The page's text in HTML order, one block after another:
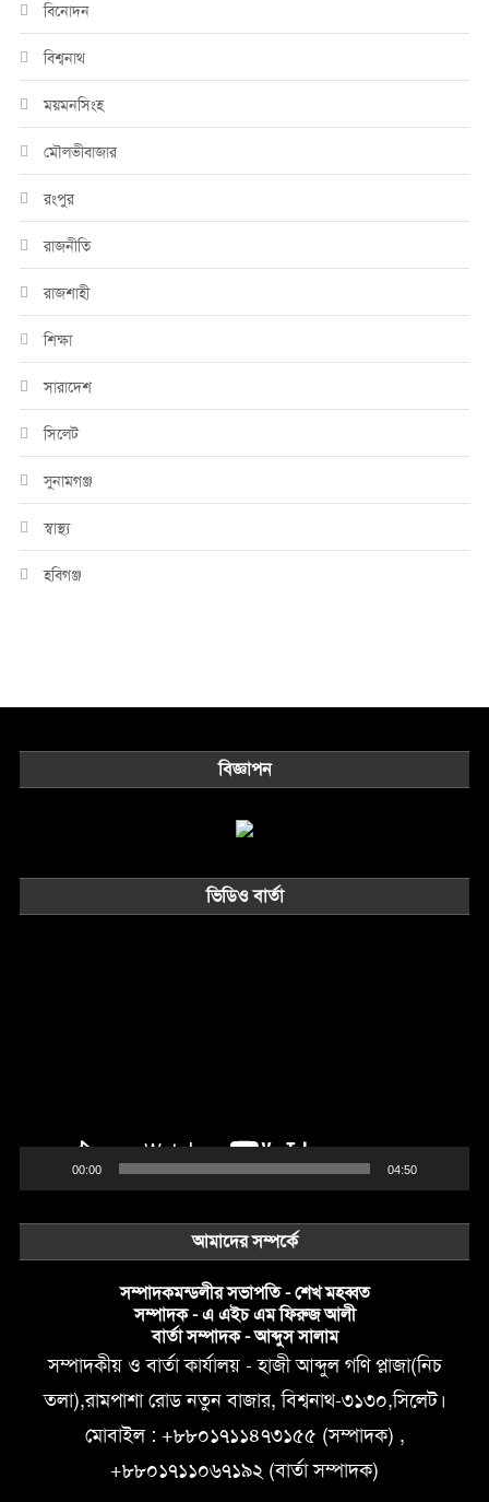
বিনোদন
বিশ্বনাথ
ময়মনসিংহ
মৌলভীবাজার
রংপুর
রাজনীতি
রাজশাহী
শিক্ষা
সারাদেশ
সিলেট
সুনামগঞ্জ
স্বাস্থ্য
হবিগঞ্জ
বিজ্ঞাপন
ভিডিও বার্তা
00:00 04:50
আমাদের সম্পর্কে
সম্পাদকমন্ডলীর সভাপতি - শেখ মহব্বত
সম্পাদক - এ এইচ এম ফিরুজ আলী
বার্তা সম্পাদক - আব্দুস সালাম
সম্পাদকীয় ও বার্তা কার্যালয় - হাজী আব্দুল গণি প্লাজা(নিচ
তলা),রামপাশা রোড নতুন বাজার, বিশ্বনাথ-৩১৩০,সিলেট।
মোবাইল : +৮৮০১৭১১৪৭৩১৫৫ (সম্পাদক) ,
+৮৮০১৭১১০৬৭১৯২ (বার্তা সম্পাদক)